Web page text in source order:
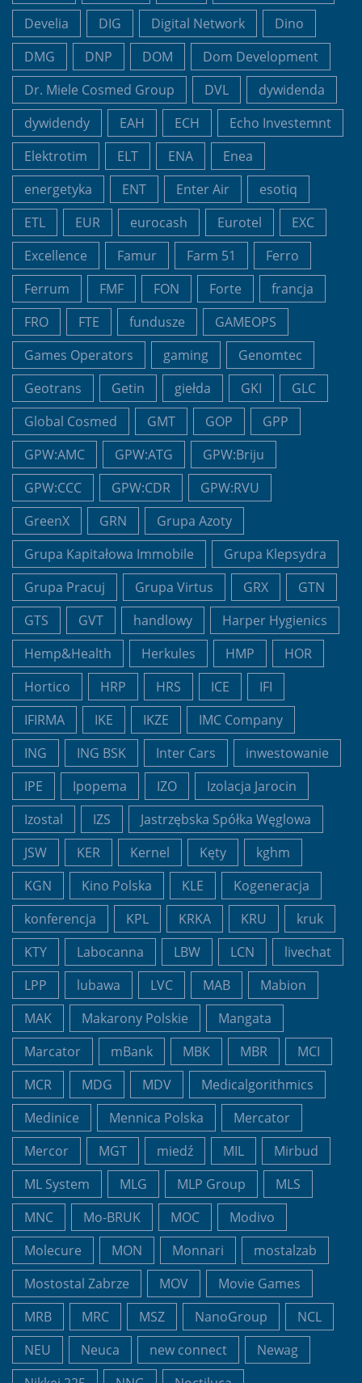
Develia
DIG Digital Network
Dino
DMG
DNP DOM
Dom Development
Dr. Miele Cosmed Group
DVL
dywidenda
dywidendy
EAH ECH
Echo Investemnt
Elektrotim
ELT ENA
Enea
energetyka
ENT Enter Air
esotiq
ETL
EUR eurocash Eurotel
EXC
Excellence
Famur Farm 51
Ferro
Ferrum
FMF FON Forte
francja
FRO
FTE fundusze
GAMEOPS
Games Operators
gaming
Genomtec
Geotrans
Getin giełda GKI
GLC
Global Cosmed
GMT GOP
GPP
GPW:AMC
GPW:ATG
GPW:Briju
GPW:CCC
GPW:CDR
GPW:RVU
GreenX
GRN
Grupa Azoty
Grupa Kapitałowa Immobile
Grupa Klepsydra
Grupa Pracuj
Grupa Virtus GRX
GTN
GTS
GVT handlowy
Harper Hygienics
Hemp&Health
Herkules HMP
HOR
Hortico
HRP HRS ICE
IFI
IFIRMA
IKE IKZE
IMC Company
ING
ING BSK Inter Cars
inwestowanie
IPE
Ipopema IZO
Izolacja Jarocin
Izostal
IZS
Jastrzębska Spółka Węglowa
JSW
KER Kernel Kęty
kghm
KGN
Kino Polska KLE
Kogeneracja
konferencja
KPL KRKA KRU
kruk
KTY
Labocanna LBW LCN
livechat
LPP
lubawa LVC MAB
Mabion
MAK
Makarony Polskie
Mangata
Marcator
mBank MBK MBR
MCI
MCR
MDG MDV
Medicalgorithmics
Medinice
Mennica Polska
Mercator
Mercor
MGT miedź MIL
Mirbud
ML System
MLG MLP Group
MLS
MNC
Mo-BRUK MOC
Modivo
Molecure
MON Monnari
mostalzab
Mostostal Zabrze
MOV
Movie Games
MRB
MRC MSZ NanoGroup
NCL
NEU
Neuca new connect
Newag